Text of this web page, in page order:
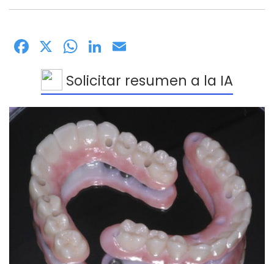
Facebook
X WhatsApp
LinkedIn
Solicitar resumen a la IA